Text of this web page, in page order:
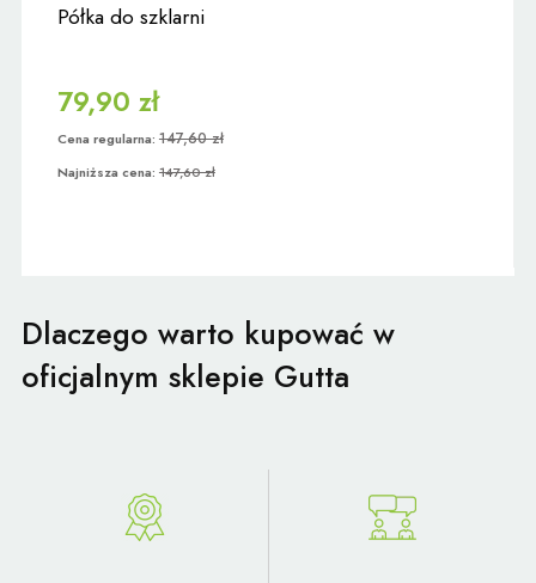
Półka do szklarni
79,90 zł
Cena regularna: 147,60 zł
Najniższa cena: 147,60 zł
Dlaczego warto kupować w
oficjalnym sklepie Gutta